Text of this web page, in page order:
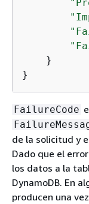
    }
}
FailureCode
de la solicitud y
Dado que el
los datos a la
DynamoDB. En
producen una